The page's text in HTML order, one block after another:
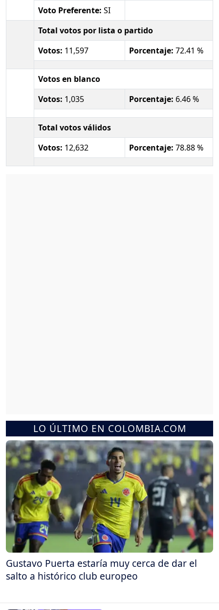
Voto Preferente: SI
Total votos por lista o partido
Votos: 11,597 Porcentaje: 72.41 %
Votos en blanco
Votos: 1,035 Porcentaje: 6.46 %
Total votos válidos
Votos: 12,632 Porcentaje: 78.88 %
LO ÚLTIMO EN COLOMBIA.COM
Gustavo Puerta estaría muy cerca de dar el
salto a histórico club europeo